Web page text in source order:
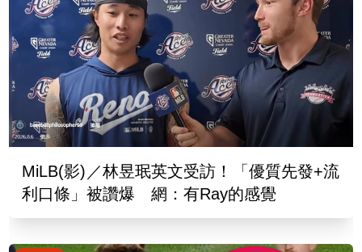
MiLB(影)／林昱珉英文受訪！「優質先發+流
利口條」被讚爆 網：有Ray的感覺